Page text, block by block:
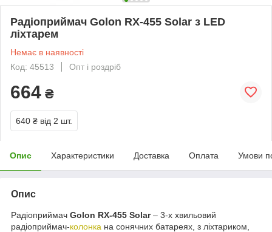
Радіоприймач Golon RX-455 Solar з LED
ліхтарем
Немає в наявності
Код: 45513
Опт і роздріб
664 ₴
640 ₴ від 2 шт.
Опис Характеристики Доставка Оплата Умови
Опис
Радіоприймач Golon RX-455 Solar– 3-х хвильовий
радіоприймач-колонка на сонячних батареях, з ліхтариком,